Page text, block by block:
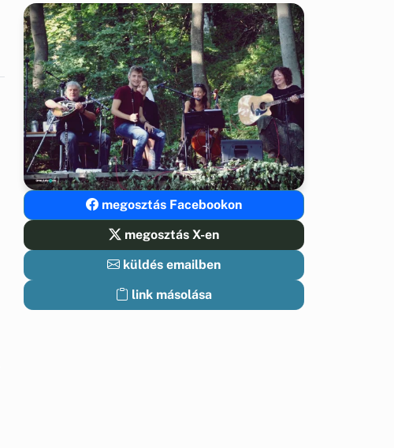
megosztás Facebookon
megosztás X-en
küldés emailben
link másolása